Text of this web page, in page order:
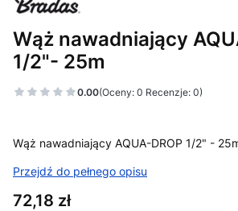
Wąż nawadniający
1/2"- 25m
0.00(Oceny: 0 Recenzje: 0)
Wąż nawadniający AQUA-DROP 1/2" -
Przejdź do pełnego opisu
Cena
72,18 zł